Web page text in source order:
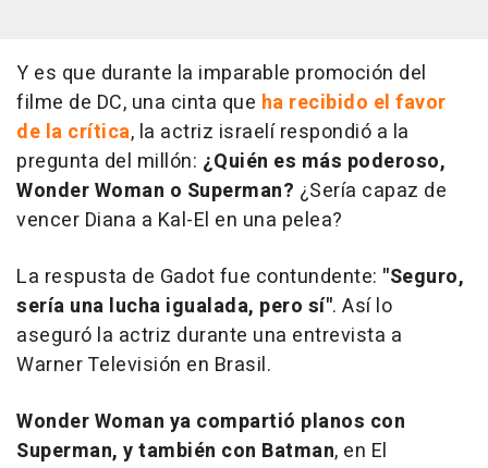
Y es que durante la imparable promoción del
filme de DC, una cinta que ha recibido el favor
de la crítica, la actriz israelí respondió a la
pregunta del millón: ¿Quién es más poderoso,
Wonder Woman o Superman? ¿Sería capaz de
vencer Diana a Kal-El en una pelea?
La respusta de Gadot fue contundente: "Seguro,
sería una lucha igualada, pero sí". Así lo
aseguró la actriz durante una entrevista a
Warner Televisión en Brasil.
Wonder Woman ya compartió planos con
Superman, y también con Batman, en El